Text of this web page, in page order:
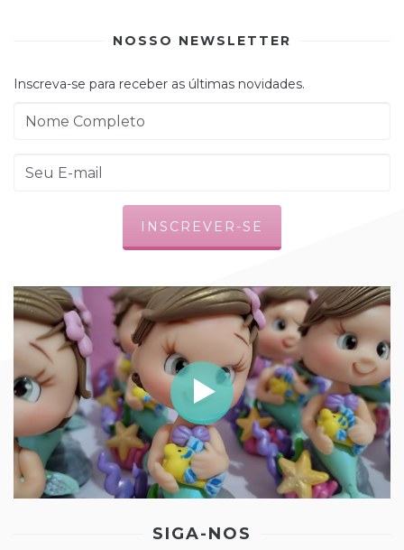
NOSSO NEWSLETTER
Inscreva-se para receber as últimas novidades.
SIGA-NOS